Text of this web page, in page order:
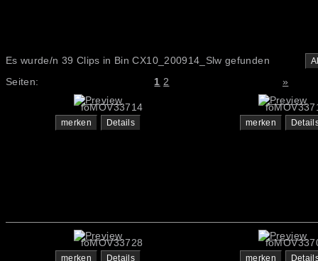
Es wurde/n 39 Clips in Bin CX10_200914_Slw gefunden
Seiten: 1 2 »
foMOV33714
merken Details merken
foMOV33728
merken Details merken